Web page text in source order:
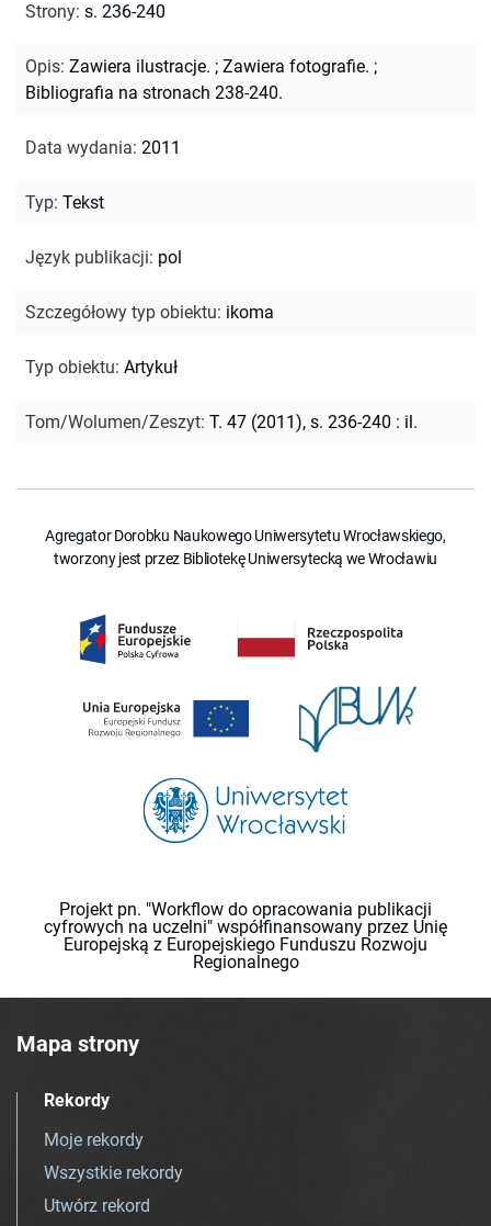
Strony: s. 236-240
Opis: Zawiera ilustracje. ; Zawiera fotografie. ;
Bibliografia na stronach 238-240.
Data wydania: 2011
Typ: Tekst
Język publikacji: pol
Szczegółowy typ obiektu: ikoma
Typ obiektu: Artykuł
Tom/Wolumen/Zeszyt: T. 47 (2011), s. 236-240 : il.
Agregator Dorobku Naukowego Uniwersytetu Wrocławskiego,
tworzony jest przez Bibliotekę Uniwersytecką we Wrocławiu
Projekt pn. "Workflow do opracowania publikacji
cyfrowych na uczelni" współfinansowany przez Unię
Europejską z Europejskiego Funduszu Rozwoju
Regionalnego
Mapa strony
Rekordy
Moje rekordy
Wszystkie rekordy
Utwórz rekord